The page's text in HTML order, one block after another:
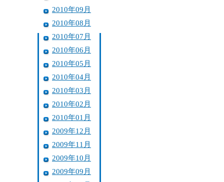
2010年09月
2010年08月
2010年07月
2010年06月
2010年05月
2010年04月
2010年03月
2010年02月
2010年01月
2009年12月
2009年11月
2009年10月
2009年09月